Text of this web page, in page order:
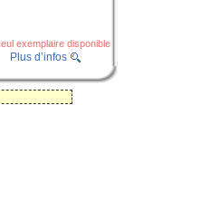
exemplaire disponible
Plus d’infos